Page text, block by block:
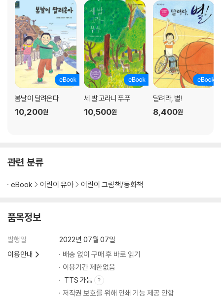
봄날이 달려온다
10,200원
세 발 고라니 푸푸
10,500원
달려라, 별!
8,400원
관련 분류
eBook 어린이 유아 어린이 그림책/동화책
품목정보
발행일
2022년 07월 07일
이용안내
배송 없이 구매 후 바로 읽기
이용기간 제한없음
TTS 가능
저작권 보호를 위해 인쇄 기능 제공 안함